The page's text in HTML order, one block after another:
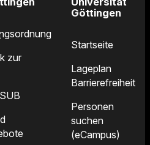
zur
Göttingen
Startseite
Lageplan
Barrierefreiheit
Personen
suchen
(eCampus)